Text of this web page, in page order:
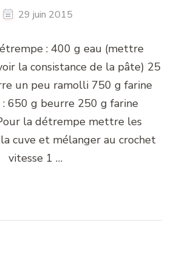
29 juin 2015
: 400 g eau (mettre
la consistance de la pâte) 25
un peu ramolli 750 g farine
: 650 g beurre 250 g farine
la détrempe mettre les
cuve et mélanger au crochet
vitesse 1 …